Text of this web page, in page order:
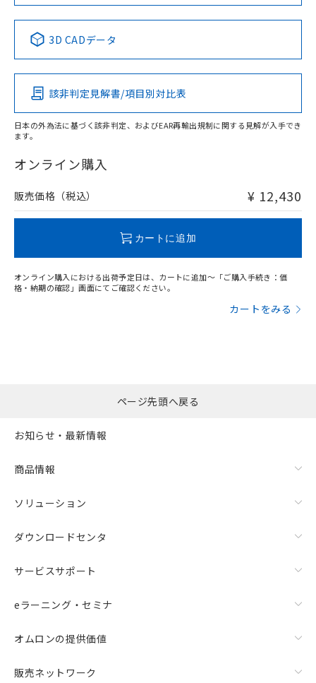
以上、n: 36mm以上
検出領域
Pb Hg Cd Cr(VI)
O
在庫等で未対応品が混在する可能性があります。
問い合わせください。
No No No No
この製品の規格認証/適合状況ページへ
その他の認証はこちらのページからご検索ください
3D CADデータ
該非判定見解書/項目別対比表
日本の外為法に基づく該非判定、およびEAR再輸出規制に関する見解が入手でき
ます。
オンライン購入
販売価格（税込） ¥ 12,430
カートに追加
オンライン購入における出荷予定日は、カートに追加～「ご購入手続き：価
格・納期の確認」画面にてご確認ください。
カートをみる
ページ先頭へ戻る
お知らせ・最新情報
商品情報
ソリューション
ダウンロードセンタ
サービスサポート
eラーニング・セミナ
オムロンの提供価値
販売ネットワーク